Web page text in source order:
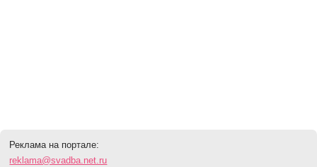
Реклама на портале:
reklama@svadba.net.ru